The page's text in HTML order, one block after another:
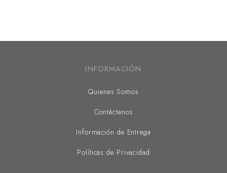
INFORMACIÓN
Quienes Somos
Contáctenos
Información de Entrega
Políticas de Privacidad